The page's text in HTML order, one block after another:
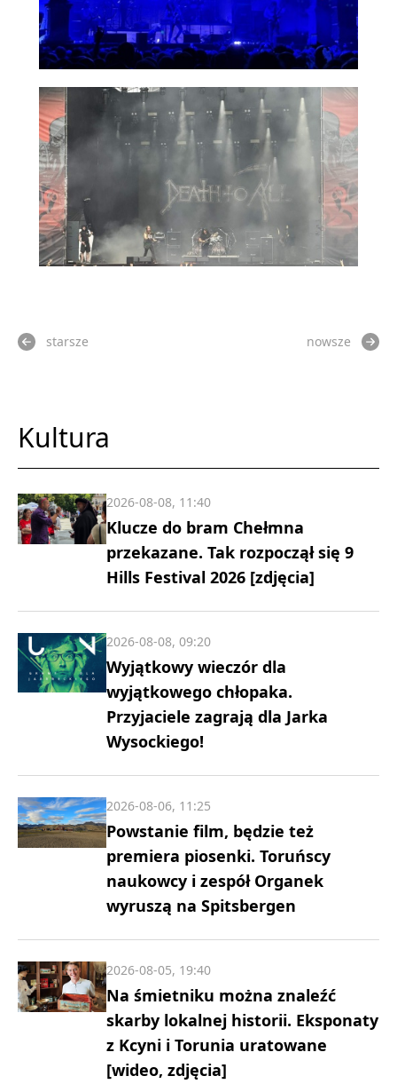
starsze nowsze
Kultura
Klucze do bram Chełmna
przekazane. Tak rozpoczął się 9
Hills Festival 2026 [zdjęcia]
2026-08-08, 11:40
Wyjątkowy wieczór dla
wyjątkowego chłopaka.
Przyjaciele zagrają dla Jarka
Wysockiego!
2026-08-08, 09:20
Powstanie film, będzie też
premiera piosenki. Toruńscy
naukowcy i zespół Organek
wyruszą na Spitsbergen
2026-08-06, 11:25
Na śmietniku można znaleźć
skarby lokalnej historii. Eksponaty
z Kcyni i Torunia uratowane
[wideo, zdjęcia]
2026-08-05, 19:40